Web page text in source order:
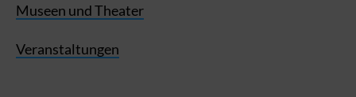
Museen und Theater
Veranstaltungen